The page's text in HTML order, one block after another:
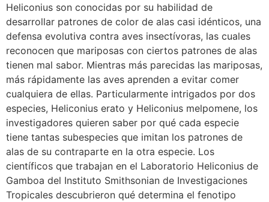
Heliconius son conocidas por su habilidad de
desarrollar patrones de color de alas casi idénticos, una
defensa evolutiva contra aves insectívoras, las cuales
reconocen que mariposas con ciertos patrones de alas
tienen mal sabor. Mientras más parecidas las mariposas,
más rápidamente las aves aprenden a evitar comer
cualquiera de ellas. Particularmente intrigados por dos
especies, Heliconius erato y Heliconius melpomene, los
investigadores quieren saber por qué cada especie
tiene tantas subespecies que imitan los patrones de
alas de su contraparte en la otra especie. Los
científicos que trabajan en el Laboratorio Heliconius de
Gamboa del Instituto Smithsonian de Investigaciones
Tropicales descubrieron qué determina el fenotipo